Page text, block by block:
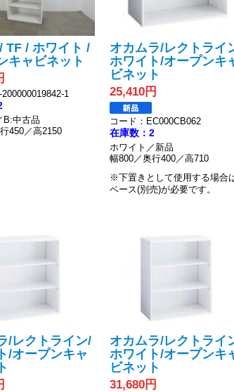
TF / ホワイト /
キャビネット
1
B:中古品
450／高2150
オカムラ/レクトライ
ホワイト/オープンキ
ビネット
25,410円
コード：EC000CB062
在庫数：2
ホワイト／新品
幅800／奥行400／高710
※下置きとして使用する場合
ベース(別売)が必要です。
/レクトライン/
/オープンキャ
オカムラ/レクトライ
ホワイト/オープンキ
ビネット
31,680円